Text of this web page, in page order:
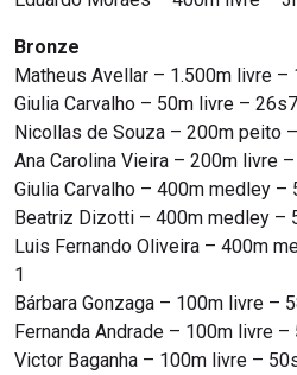
Bronze
Matheus Avellar – 1.500m livre
Giulia Carvalho – 50m livre –
Nicollas de Souza – 200m peito
Ana Carolina Vieira – 200m livre
Giulia Carvalho – 400m medley –
Beatriz Dizotti – 400m medley –
Luis Fernando Oliveira – 400m
1
Bárbara Gonzaga – 100m livre –
Fernanda Andrade – 100m livre
Victor Baganha – 100m livre –